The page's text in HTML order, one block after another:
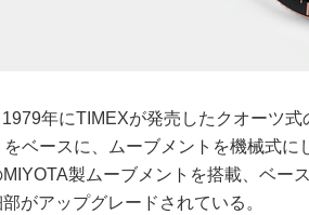
年にTIMEXが発売したクオーツ
ベースに、ムーブメントを機械式に
製ムーブメントを搭載、ベー
がアップグレードされている。